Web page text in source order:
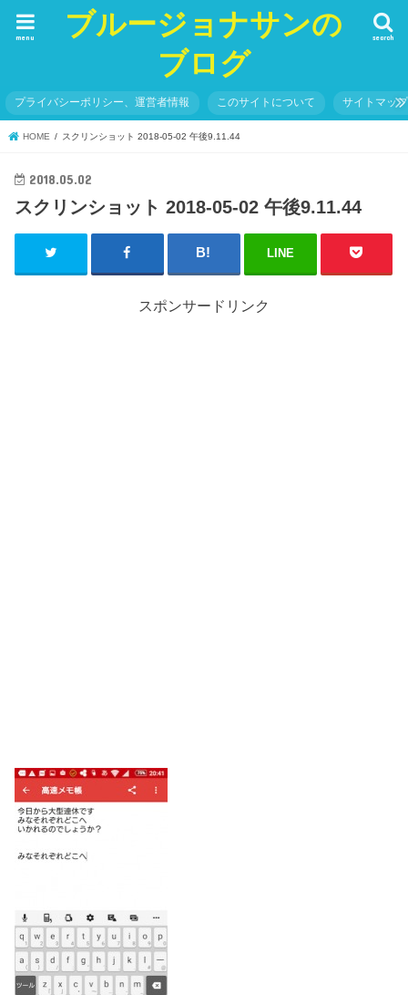
ブルージョナサンの
ブログ
search
menu
プライバシーポリシー、運営者情報 このサイトについて サイトマップ
HOME スクリンショット 2018-05-02 午後9.11.44
2018.05.02
スクリンショット 2018-05-02 午後9.11.44
LINE
スポンサードリンク